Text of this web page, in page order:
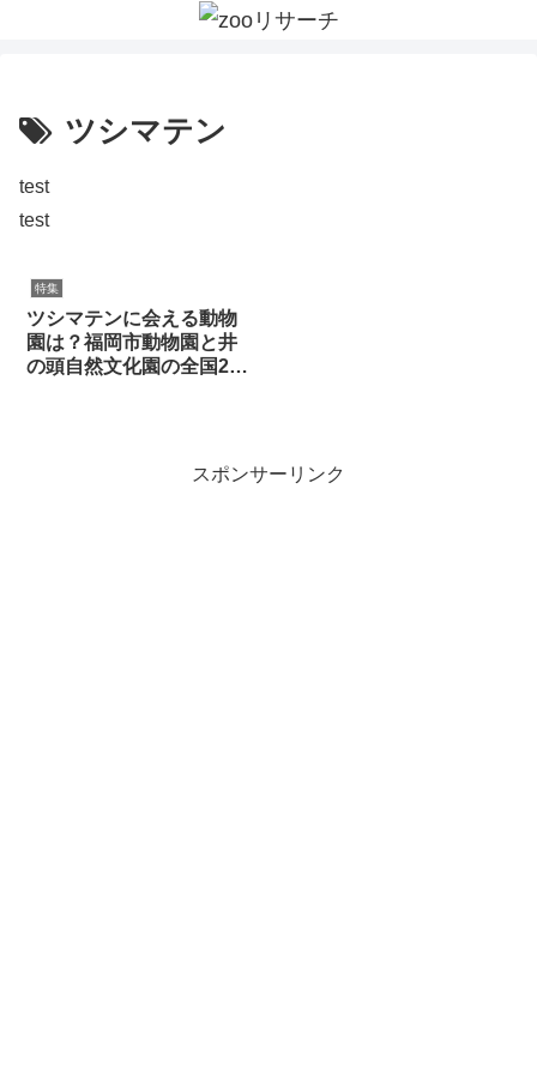
ツシマテン
test
test
特集
ツシマテンに会える動物
園は？福岡市動物園と井
の頭自然文化園の全国2施
スポンサーリンク